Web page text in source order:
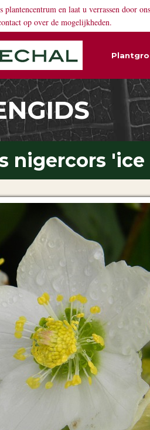
plantencentrum en laat u verrassen door
op over de mogelijkheden.
nigercors